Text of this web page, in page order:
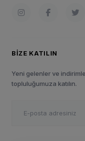
BIZE KATILIN
Yeni gelenler ve
topluluğumuza katılın.